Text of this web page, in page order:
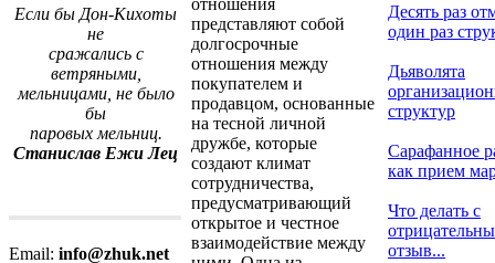
Если бы Дон-Кихоты
не
сражались с
ветряными,
мельницами, не было
бы
паровых мельниц.
Станислав Ежи Лец
Email: info@zhuk.net
представляют собой
долгосрочные
отношения между
покупателем и
продавцом, основанные
на тесной личной
дружбе, которые
создают климат
сотрудничества,
предусматривающий
открытое и честное
взаимодействие между
Десять раз
один раз
Дьяволята
структур
Сарафанное
как прием
Что делать с
отзыв...